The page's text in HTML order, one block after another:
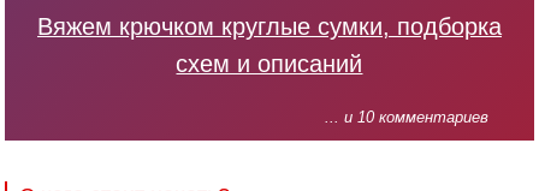
Вяжем крючком круглые сумки, подборка
схем и описаний
... и 10 комментариев